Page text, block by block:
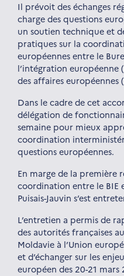
Il prévoit des échanges
charge des questions
un soutien technique et
pratiques sur la
européennes entre le
l’intégration européenne
des affaires européennes
Dans le cadre de cet
délégation de
semaine pour mieux
coordination
questions européennes.
En marge de la première
coordination entre le BIE
Puisais-Jauvin s’est
L’entretien a permis de
des autorités françaises
Moldavie à l’Union
et d’échanger sur les
européen des 20-21 mars